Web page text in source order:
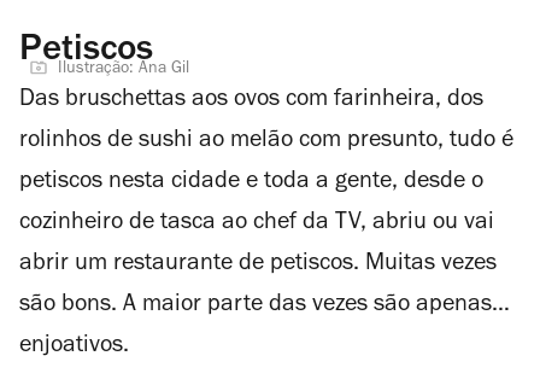
Petiscos
Ilustração: Ana Gil
Das bruschettas aos ovos com farinheira, dos
rolinhos de sushi ao melão com presunto, tudo é
petiscos nesta cidade e toda a gente, desde o
cozinheiro de tasca ao chef da TV, abriu ou vai
abrir um restaurante de petiscos. Muitas vezes
são bons. A maior parte das vezes são apenas…
enjoativos.